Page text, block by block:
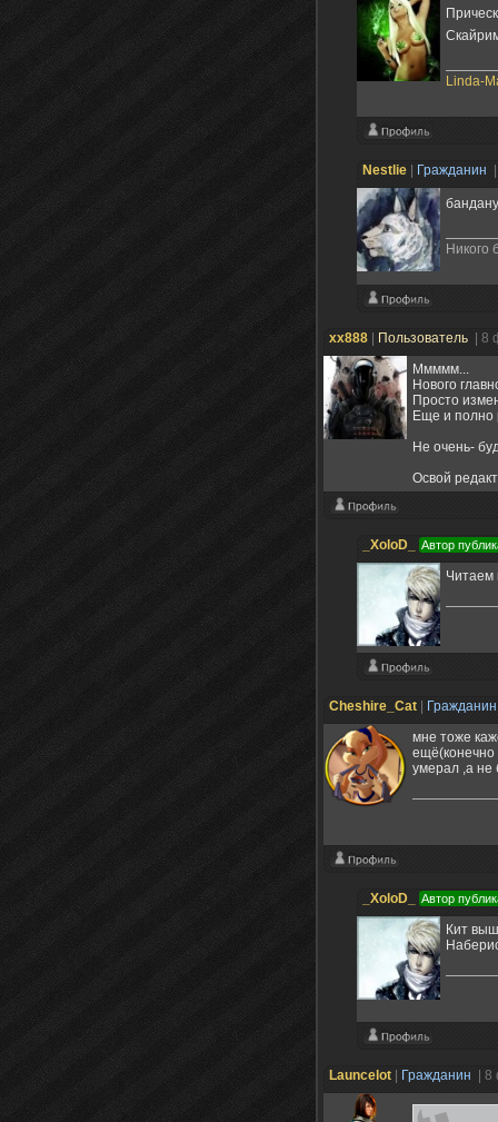
Linda-
Nestlie Гражданин
Никого
xx888 Пользователь
| 8
Ммммм...
Нового
Просто
Еще и полно
Не очень-
Освой
_XoloD_ Автор
Читаем
Cheshire_Cat
мне тоже
ещё(конечно
умерал ,а не
_XoloD_ Автор
Кит
Launcelot Гражданин |